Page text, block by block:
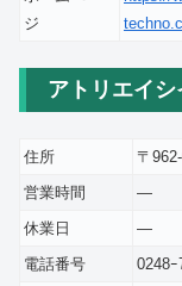
ジ
アトリエイシ
住所 〒
営業時間
―
休業日
―
電話番号
0248ｰ